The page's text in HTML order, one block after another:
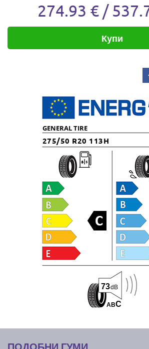
274.93 € /
Купи
GENERAL TIRE
275/50 R20 113H
ABC
73dB
ПОДОБНИ ГУМИ